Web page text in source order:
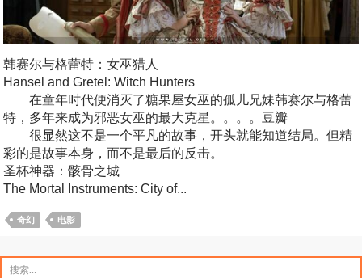
韩赛尔与格蕾特：女巫猎人
Hansel and Gretel: Witch Hunters
在童年时代便消灭了糖果屋女巫的孤儿兄妹韩赛尔与格蕾
特，多年来成为邪恶女巫的最大克星。。。。豆瓣
很显然这不是一个平凡的故事，开头就能知道结局。但精
彩的是故事本身，而不是最后的反击。
圣杯神器：骸骨之城
The Mortal Instruments: City of...
奇幻 电影